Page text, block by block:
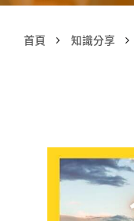
首頁 知識分享